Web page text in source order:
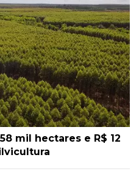
mil hectares e R$ 12